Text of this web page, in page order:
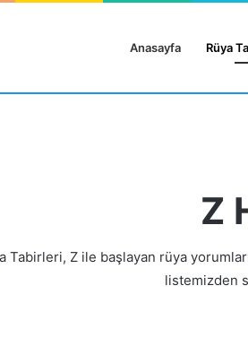
Anasayfa Rüya
Z
Tabirleri, Z ile başlayan rüya
listemizden